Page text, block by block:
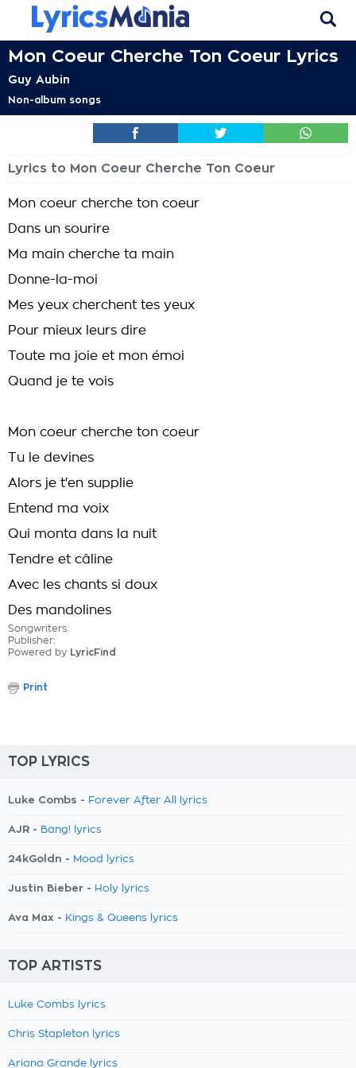
Mon Coeur Cherche Ton Coeur Lyrics
Guy Aubin
Non-album songs
Lyrics to Mon Coeur Cherche Ton Coeur
Mon coeur cherche ton coeur
Dans un sourire
Ma main cherche ta main
Donne-la-moi
Mes yeux cherchent tes yeux
Pour mieux leurs dire
Toute ma joie et mon émoi
Quand je te vois
Mon coeur cherche ton coeur
Tu le devines
Alors je t'en supplie
Entend ma voix
Qui monta dans la nuit
Tendre et câline
Avec les chants si doux
Des mandolines
Songwriters:
Publisher:
Powered by LyricFind
Print
TOP LYRICS
Luke Combs - Forever After All lyrics
AJR - Bang! lyrics
24kGoldn - Mood lyrics
Justin Bieber - Holy lyrics
Ava Max - Kings & Queens lyrics
TOP ARTISTS
Luke Combs lyrics
Chris Stapleton lyrics
Ariana Grande lyrics